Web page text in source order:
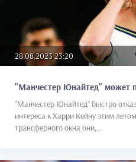
28.08.2023 23:20
"Манчестер Юнайтед" может
"Манчестер Юнайтед" быстро
интереса к Харри Кейну этим
трансферного окна они,...